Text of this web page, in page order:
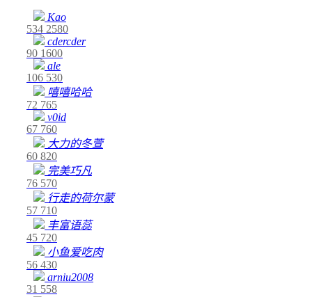
Kao
534 2580
cdercder
90 1600
ale
106 530
嘻嘻哈哈
72 765
v0id
67 760
大力的冬萱
60 820
完美巧凡
76 570
行走的荷尔蒙
57 710
丰富语蕊
45 720
小鱼爱吃肉
56 430
arniu2008
31 558